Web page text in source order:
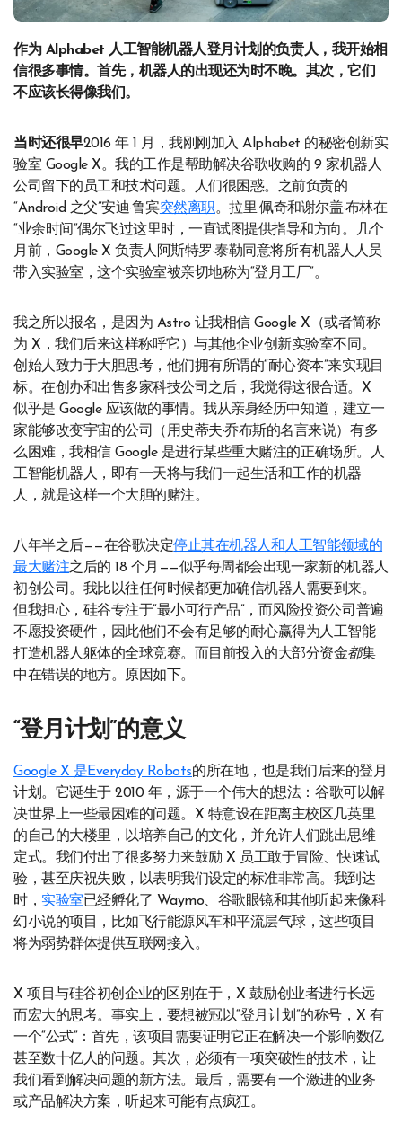
作为 Alphabet 人工智能机器人登月计划的负责人，我开始相
信很多事情。首先，机器人的出现还为时不晚。其次，它们
不应该长得像我们。
当时还很早2016 年 1 月，我刚刚加入 Alphabet 的秘密创新实
验室 Google X。我的工作是帮助解决谷歌收购的 9 家机器人
公司留下的员工和技术问题。人们很困惑。之前负责的
“Android 之父”安迪·鲁宾突然离职。拉里·佩奇和谢尔盖·布林在
“业余时间”偶尔飞过这里时，一直试图提供指导和方向。几个
月前，Google X 负责人阿斯特罗·泰勒同意将所有机器人人员
带入实验室，这个实验室被亲切地称为“登月工厂”。
我之所以报名，是因为 Astro 让我相信 Google X（或者简称
为 X，我们后来这样称呼它）与其他企业创新实验室不同。
创始人致力于大胆思考，他们拥有所谓的“耐心资本”来实现目
标。在创办和出售多家科技公司之后，我觉得这很合适。X
似乎是 Google 应该做的事情。我从亲身经历中知道，建立一
家能够改变宇宙的公司（用史蒂夫·乔布斯的名言来说）有多
么困难，我相信 Google 是进行某些重大赌注的正确场所。人
工智能机器人，即有一天将与我们一起生活和工作的机器
人，就是这样一个大胆的赌注。
八年半之后——在谷歌决定停止其在机器人和人工智能领域的
最大赌注之后的 18 个月——似乎每周都会出现一家新的机器人
初创公司。我比以往任何时候都更加确信机器人需要到来。
但我担心，硅谷专注于“最小可行产品”，而风险投资公司普遍
不愿投资硬件，因此他们不会有足够的耐心赢得为人工智能
打造机器人躯体的全球竞赛。而目前投入的大部分资金都集
中在错误的地方。原因如下。
“登月计划”的意义
Google X 是Everyday Robots的所在地，也是我们后来的登月
计划。它诞生于 2010 年，源于一个伟大的想法：谷歌可以解
决世界上一些最困难的问题。X 特意设在距离主校区几英里
的自己的大楼里，以培养自己的文化，并允许人们跳出思维
定式。我们付出了很多努力来鼓励 X 员工敢于冒险、快速试
验，甚至庆祝失败，以表明我们设定的标准非常高。我到达
时， 实验室已经孵化了 Waymo、谷歌眼镜和其他听起来像科
幻小说的项目，比如飞行能源风车和平流层气球，这些项目
将为弱势群体提供互联网接入。
X 项目与硅谷初创企业的区别在于，X 鼓励创业者进行长远
而宏大的思考。事实上，要想被冠以“登月计划”的称号，X 有
一个“公式”：首先，该项目需要证明它正在解决一个影响数亿
甚至数十亿人的问题。其次，必须有一项突破性的技术，让
我们看到解决问题的新方法。最后，需要有一个激进的业务
或产品解决方案，听起来可能有点疯狂。